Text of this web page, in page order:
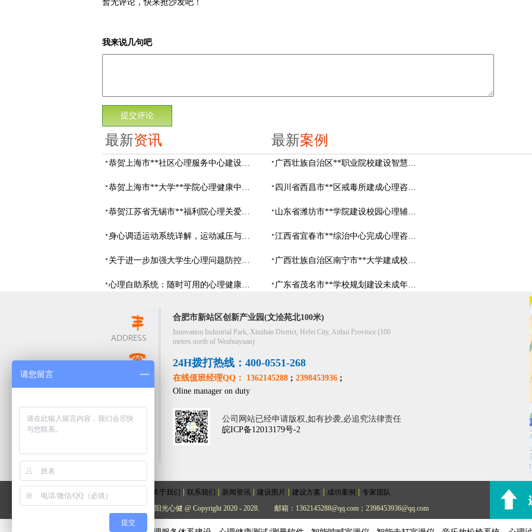
暂无评论，快来抢沙发吧！
我来说几句吧
最新资讯
恭贺上海市**社区心理服务中心建设项目由阳光心健代理商中标
恭贺上海市**大学**学院心理健康中心建设项目由阳光心健代理商中标
恭贺江苏省无锡市**福利院心理关爱中心建设项目由阳光心健代理商中标
身心调适运动系统详解，运动减压与心理调适全指南
关于进一步加强大学生心理问题防控，防控大学生心理危机
心理自助系统：随时可用的心理健康自助服务平台
最新案例
广西壮族自治区**职业院校建设智慧校园心理咨询室
四川省西昌市**区戒毒所建成心理咨询室
山东省​潍坊市**学院建设校园心理辅导中心
江西省宜春市**综治中心完成心理咨询室建设
广西壮族自治区南宁市**大学建成校园心理咨询室
广东省茂名市**学校规划建设未成年人辅导中心
合肥市新站区创新产业园(文浍苑北100米)
Innovation Industrial Park, Xinzhan District, Hefei City, Anhui Province (100
meters north of Wenhuiyuan)
24H拨打热线：400-0551-268
在线值班经理QQ： 1362145288 ; 2398453936 ;
Oline manager on duty
公司网站已经申请版权,如有抄袭,必追究法律责任
皖ICP备12013179号-2
关于我们 联系我们 新闻资讯 建设图片 建设方案 成功案例
专家团队
版权所有： 阳光心健 @ Copyright 2020 - 2028.
邮箱：1362145288@qq.com；2398453936@qq.com
请您留言
提交